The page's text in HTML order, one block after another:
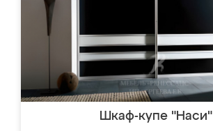
Шкаф-купе "Наси"